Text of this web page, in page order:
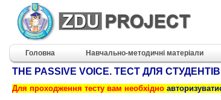
Головна Навчально-методичні матеріали
THE PASSIVE VOICE. ТЕСТ ДЛЯ
Для проходження тесту вам необхідно